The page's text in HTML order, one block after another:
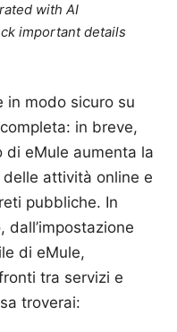
with AI
important details
in modo sicuro su
in breve,
di eMule aumenta la
attività online e
pubbliche. In
di eMule,
tra servizi e
troverai: